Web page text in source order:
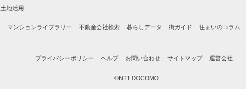
土地活用
マンションライブラリー 不動産会社検索 暮らしデータ 街ガイド 住まいのコラム
プライバシーポリシー ヘルプ お問い合わせ サイトマップ 運営会社
©NTT DOCOMO